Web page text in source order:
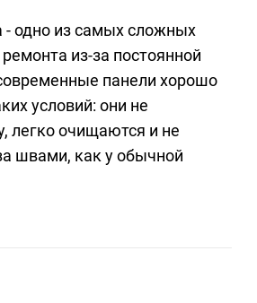
- одно из самых сложных
из-за постоянной
панели хорошо
условий: они не
легко очищаются и не
швами, как у обычной